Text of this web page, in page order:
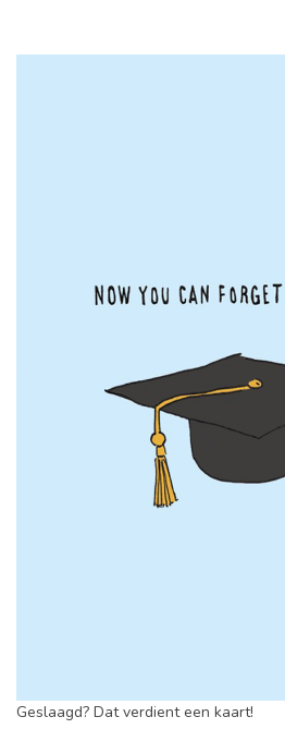
Geslaagd? Dat verdient een kaart!